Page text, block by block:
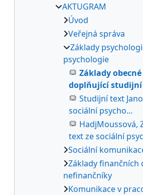
AKTUGRAM
Úvod
Veřejná správa
Základy
psychologie
Základy
doplňující studijní
Studijní text
sociální psycho...
HadjMoussová,
text ze sociální
Sociální
Základy finančních
nefinančníky
Komunikace v